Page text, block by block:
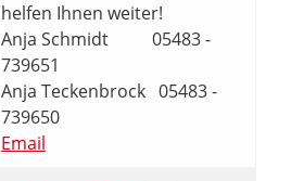
helfen Ihnen weiter!
Anja Schmidt 05483 -
739651
Anja Teckenbrock 05483 -
739650
Email